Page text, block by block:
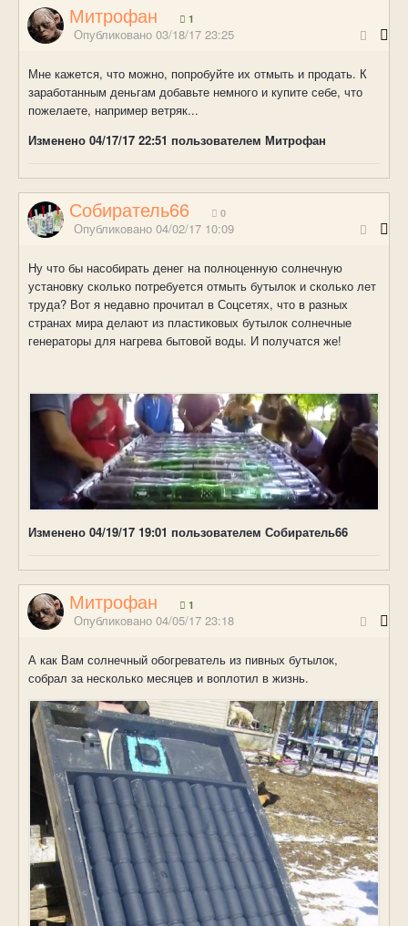
Митрофан 1
Опубликовано 03/18/17 23:25
Мне кажется, что можно, попробуйте их отмыть и продать. К
заработанным деньгам добавьте немного и купите себе, что
пожелаете, например ветряк...
Изменено 04/17/17 22:51 пользователем Митрофан
Собиратель66 0
Опубликовано 04/02/17 10:09
Ну что бы насобирать денег на полноценную солнечную
установку сколько потребуется отмыть бутылок и сколько лет
труда? Вот я недавно прочитал в Соцсетях, что в разных
странах мира делают из пластиковых бутылок солнечные
генераторы для нагрева бытовой воды. И получатся же!
Изменено 04/19/17 19:01 пользователем Собиратель66
Митрофан 1
Опубликовано 04/05/17 23:18
А как Вам солнечный обогреватель из пивных бутылок,
собрал за несколько месяцев и воплотил в жизнь.